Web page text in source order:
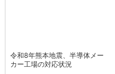
令和8年熊本地震、半導体メー
カー工場の対応状況